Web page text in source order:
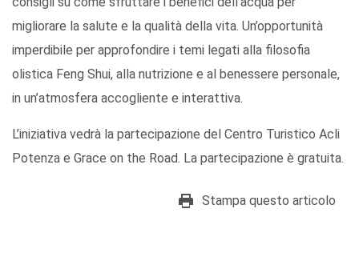
migliorare la salute e la qualità della vita. Un’opportunità
imperdibile per approfondire i temi legati alla filosofia
olistica Feng Shui, alla nutrizione e al benessere personale,
in un’atmosfera accogliente e interattiva.
L’iniziativa vedrà la partecipazione del Centro Turistico Acli
Potenza e Grace on the Road. La partecipazione è gratuita.
Stampa questo articolo